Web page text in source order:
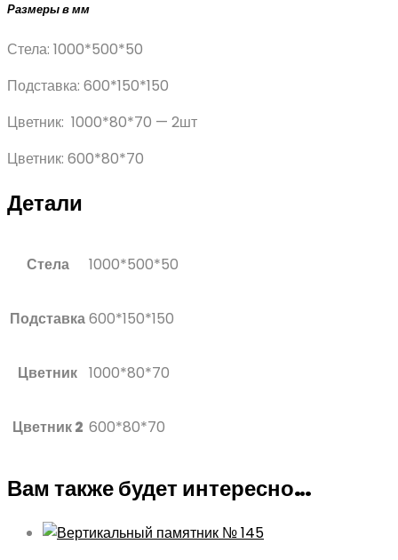
Размеры в мм
Стела: 1000*500*50
Подставка: 600*150*150
Цветник: 1000*80*70 — 2шт
Цветник: 600*80*70
Детали
Стела 1000*500*50
Подставка600*150*150
Цветник 1000*80*70
Цветник 2 600*80*70
Вам также будет интересно…